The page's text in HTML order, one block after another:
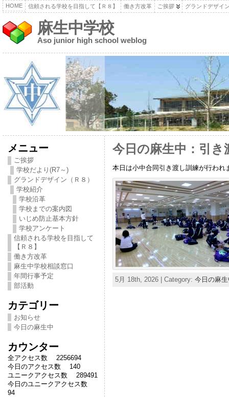
HOME 信頼される学校を目指して【Ｒ８】 働き方改革 ご挨拶 グランドデザイ
麻生中学校
Aso junior high school weblog
メニュー
ご挨拶
学校だより(R7～)
グランドデザイン（Ｒ８）
学校紹介
学校沿革
学校までの案内図
いじめ防止基本方針
学校アンケート
信頼される学校を目指して
【Ｒ８】
働き方改革
麻生中学校相談窓口
年間行事予定
部活動
カテゴリー
お知らせ
今日の麻生中
カウンター
全アクセス数 2256694
今日のアクセス数 140
ユニークアクセス数 289491
今日のユニークアクセス数
94
今日の麻生中：引き
本日は小中合同引き渡し訓練が行わ
5月 18th, 2026 | Category: 今日の麻